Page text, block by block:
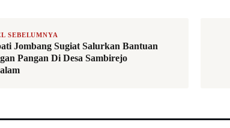
SEBELUMNYA
Jombang Sugiat Salurkan Bantuan
Pangan Di Desa Sambirejo